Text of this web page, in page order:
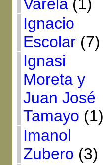
Varela(1)
Ignacio
Escolar(7)
Ignasi
Moreta y
Juan José
Tamayo (1)
Imanol
Zubero (3)